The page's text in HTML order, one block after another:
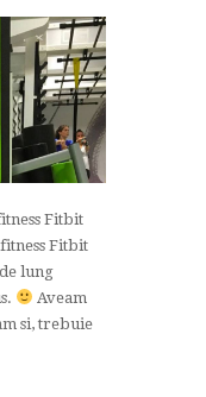
Fitbit
Fitbit
lung
Aveam
si, trebuie